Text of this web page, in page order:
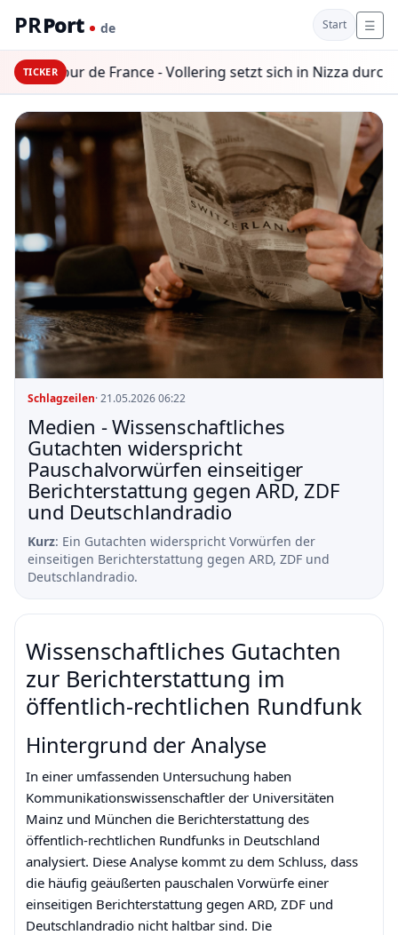
PRPort de Start ☰
TICKER
Tour de France - Vollering setzt sich in Nizza durch
Schlagzeilen· 21.05.2026 06:22
Medien - Wissenschaftliches
Gutachten widerspricht
Pauschalvorwürfen einseitiger
Berichterstattung gegen ARD, ZDF
und Deutschlandradio
Kurz: Ein Gutachten widerspricht Vorwürfen der
einseitigen Berichterstattung gegen ARD, ZDF und
Deutschlandradio.
Wissenschaftliches Gutachten
zur Berichterstattung im
öffentlich-rechtlichen Rundfunk
Hintergrund der Analyse
In einer umfassenden Untersuchung haben
Kommunikationswissenschaftler der Universitäten
Mainz und München die Berichterstattung des
öffentlich-rechtlichen Rundfunks in Deutschland
analysiert. Diese Analyse kommt zu dem Schluss, dass
die häufig geäußerten pauschalen Vorwürfe einer
einseitigen Berichterstattung gegen ARD, ZDF und
Deutschlandradio nicht haltbar sind. Die